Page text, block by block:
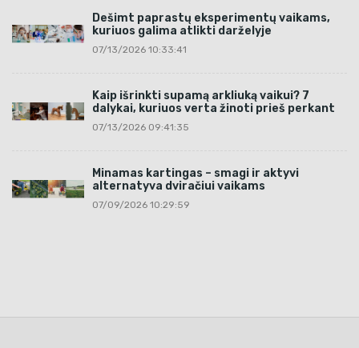
Dešimt paprastų eksperimentų vaikams,
kuriuos galima atlikti darželyje
07/13/2026 10:33:41
Kaip išrinkti supamą arkliuką vaikui? 7
dalykai, kuriuos verta žinoti prieš perkant
07/13/2026 09:41:35
Minamas kartingas – smagi ir aktyvi
alternatyva dviračiui vaikams
07/09/2026 10:29:59